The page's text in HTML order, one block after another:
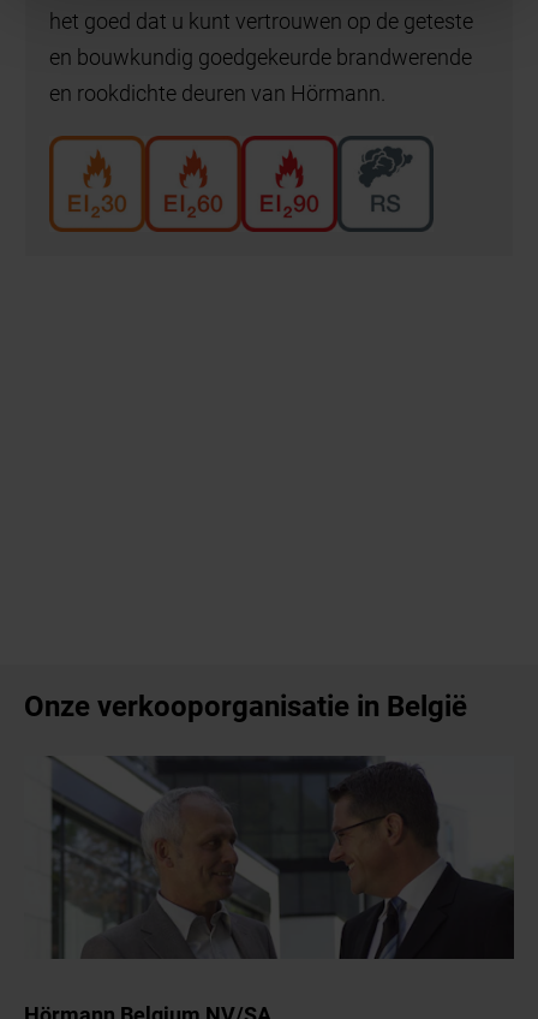
het goed dat u kunt vertrouwen op de geteste
en bouwkundig goedgekeurde brandwerende
en rookdichte deuren van Hörmann.
Onze verkooporganisatie in België